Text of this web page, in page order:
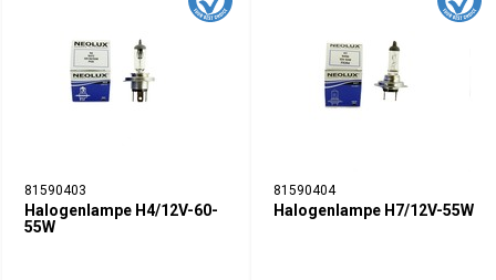
81590403
Halogenlampe H4/12V-60-
55W
81590404
Halogenlampe H7/12V-55W